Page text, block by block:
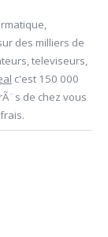
des milliers de
televiseurs,
c'est 150 000
de chez vous